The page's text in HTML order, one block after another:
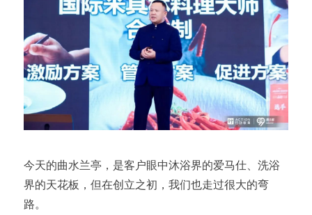
今天的曲水兰亭，是客户眼中沐浴界的爱马仕、洗浴
界的天花板，但在创立之初，我们也走过很大的弯
路。